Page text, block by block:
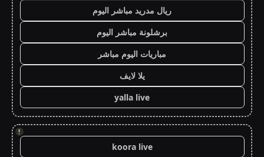
ريال مدريد مباشر اليوم
برشلونة مباشر اليوم
مباريات اليوم مباشر
يلا لايف
yalla live
!
koora live